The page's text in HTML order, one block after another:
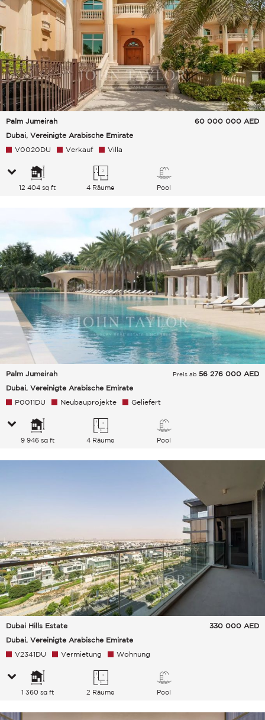
Palm Jumeirah
Dubai, Vereinigte Arabische Emirate
60 000 000 AED
V0020DU Verkauf Villa
12 404 sq ft 4 Räume Pool
Palm Jumeirah
Dubai, Vereinigte Arabische Emirate
Preis ab 56 276 000 AED
P0011DU Neubauprojekte Geliefert
9 946 sq ft 4 Räume Pool
Dubai Hills Estate
Dubai, Vereinigte Arabische Emirate
330 000 AED
V2341DU Vermietung Wohnung
1 360 sq ft 2 Räume Pool